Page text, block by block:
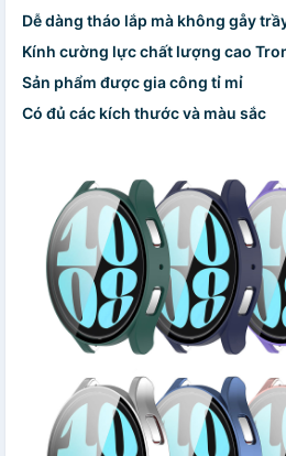
Dễ dàng tháo lắp mà không gåy
Kính cường lực chất lượng cao
Sản phẩm được gia công tỉ mỉ
Có đủ các kích thước và màu sắc